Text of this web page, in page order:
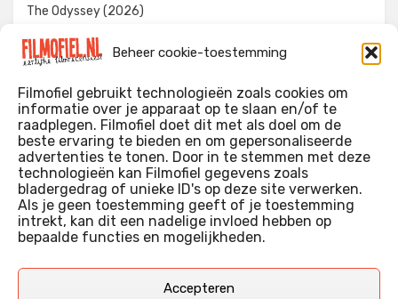
Beheer cookie-toestemming
Filmofiel gebruikt technologieën zoals cookies om
informatie over je apparaat op te slaan en/of te
raadplegen. Filmofiel doet dit met als doel om de
beste ervaring te bieden en om gepersonaliseerde
advertenties te tonen. Door in te stemmen met deze
technologieën kan Filmofiel gegevens zoals
bladergedrag of unieke ID's op deze site verwerken.
Als je geen toestemming geeft of je toestemming
intrekt, kan dit een nadelige invloed hebben op
bepaalde functies en mogelijkheden.
Accepteren
The Odyssey (2026)
Evil Dead Burn (2026)
WIE IK BEN…?
Ik ben ooit begonnen met m’n recensies omdat ik zoveel
films keek dat ik af en toe niet meer wist welke ik nu wel of
niet gezien had. Ik ben een filmliefhebber, heb als hobby nog
erg lang in een videotheek gewerkt, en heb als coproducent
Deze recensies zijn dan ook vooral vrij pretentieloze